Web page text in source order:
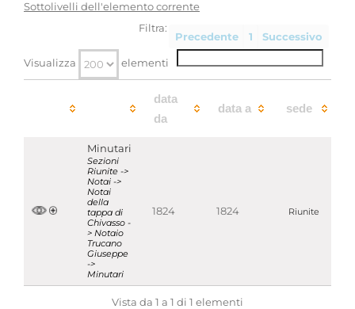
Sottolivelli dell'elemento corrente
Precedente 1 Successivo
Visualizza elementi
Filtra:
data
da
data a sede
Minutari
Sezioni
Riunite ->
Notai ->
Notai
della
tappa di
Chivasso -
> Notaio
Trucano
Giuseppe
->
Minutari
1824 1824 Riunite
Vista da 1 a 1 di 1 elementi